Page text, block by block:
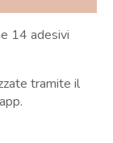
14 adesivi
tramite il